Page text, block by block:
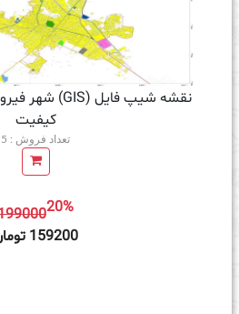
کیفیت
تعداد فروش : 5
19900020%
159200 تومان